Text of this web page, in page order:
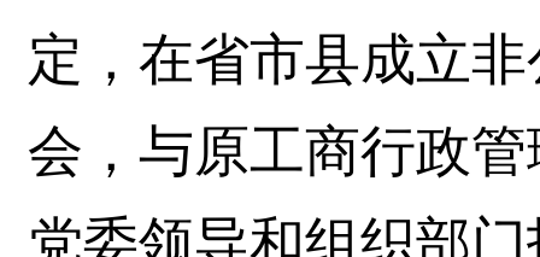
定，在省市县成立
会，与原工商行政
党委领导和组织部